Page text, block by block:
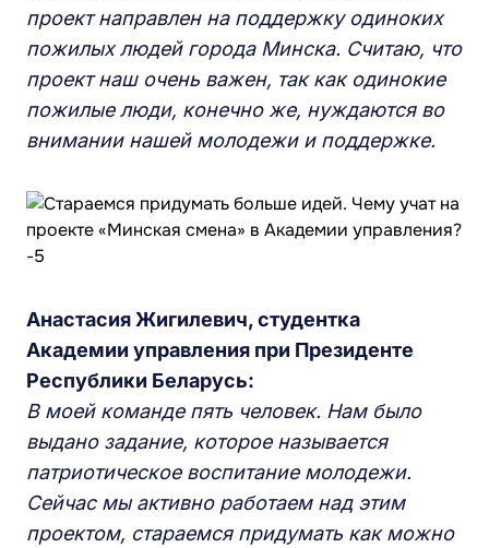
проект направлен на поддержку одиноких
пожилых людей города Минска. Считаю, что
проект наш очень важен, так как одинокие
пожилые люди, конечно же, нуждаются во
внимании нашей молодежи и поддержке.
Анастасия Жигилевич, студентка
Академии управления при Президенте
Республики Беларусь:
В моей команде пять человек. Нам было
выдано задание, которое называется
патриотическое воспитание молодежи.
Сейчас мы активно работаем над этим
проектом, стараемся придумать как можно